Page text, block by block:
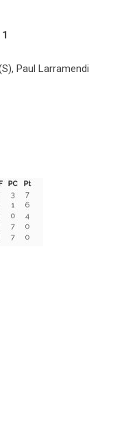
Paul Larramendi